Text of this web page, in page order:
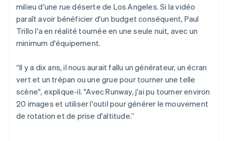
milieu d'une rue déserte de Los Angeles. Si la vidéo
paraît avoir bénéficier d'un budget conséquent, Paul
Trillo l'a en réalité tournée en une seule nuit, avec un
minimum d'équipement.
“Il y a dix ans, il nous aurait fallu un générateur, un écran
vert et un trépan ou une grue pour tourner une telle
scène", explique-il. "Avec Runway, j'ai pu tourner environ
20 images et utiliser l'outil pour générer le mouvement
de rotation et de prise d'altitude.”